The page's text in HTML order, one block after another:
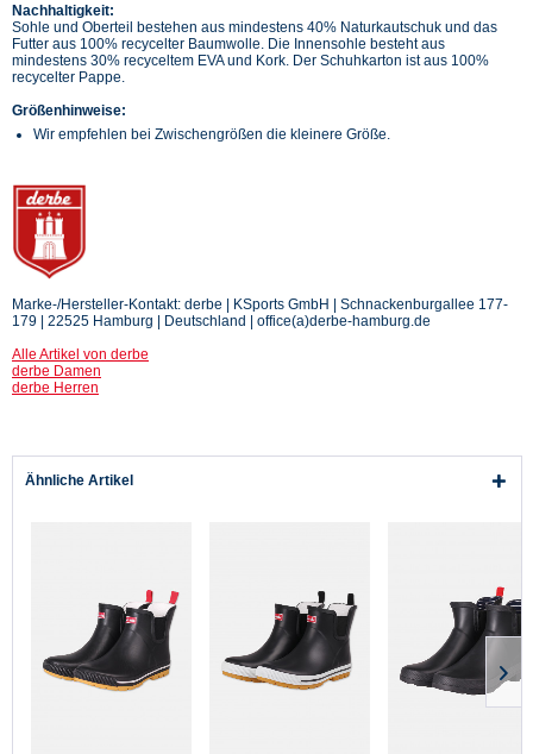
Nachhaltigkeit:
Sohle und Oberteil bestehen aus mindestens 40% Naturkautschuk und das
Futter aus 100% recycelter Baumwolle. Die Innensohle besteht aus
mindestens 30% recyceltem EVA und Kork. Der Schuhkarton ist aus 100%
recycelter Pappe.
Größenhinweise:
Wir empfehlen bei Zwischengrößen die kleinere Größe.
Marke-/Hersteller-Kontakt: derbe | KSports GmbH | Schnackenburgallee 177-
179 | 22525 Hamburg | Deutschland | office(a)derbe-hamburg.de
Alle Artikel von derbe
derbe Damen
derbe Herren
Ähnliche Artikel